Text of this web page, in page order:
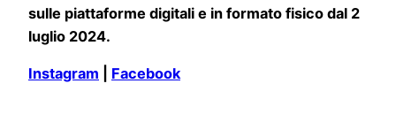
sulle piattaforme digitali e in formato fisico dal 2
luglio 2024.
Instagram Facebook